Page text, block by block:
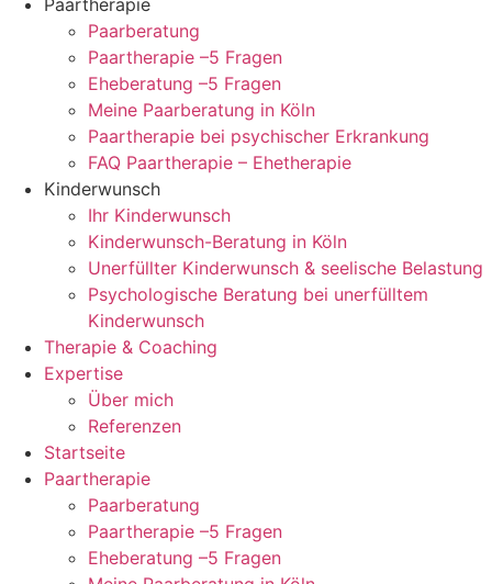
Paartherapie
Paarberatung
Paartherapie –5 Fragen
Eheberatung –5 Fragen
Meine Paarberatung in Köln
Paartherapie bei psychischer Erkrankung
FAQ Paartherapie – Ehetherapie
Kinderwunsch
Ihr Kinderwunsch
Kinderwunsch-Beratung in Köln
Unerfüllter Kinderwunsch & seelische Belastung
Psychologische Beratung bei unerfülltem
Kinderwunsch
Therapie & Coaching
Expertise
Über mich
Referenzen
Startseite
Paartherapie
Paarberatung
Paartherapie –5 Fragen
Eheberatung –5 Fragen